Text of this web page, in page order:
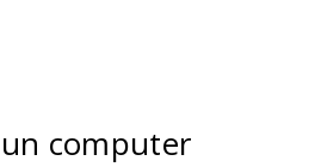
computer